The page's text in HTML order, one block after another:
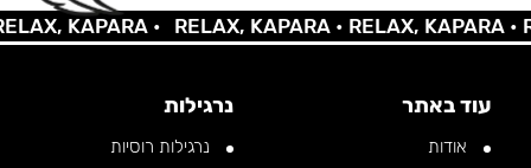
KAPARA • RELAX, KAPARA •RELAX, KAPARA •
עוד באתר
אודות
נרגילות
נרגילות רוסיות